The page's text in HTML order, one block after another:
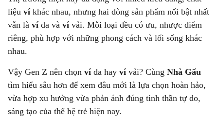
liệu ví khác nhau, nhưng hai dòng sản phẩm nổi bật nhất
vẫn là ví da và ví vải. Mỗi loại đều có ưu, nhược điểm
riêng, phù hợp với những phong cách và lối sống khác
nhau.
Vậy Gen Z nên chọn ví da hay ví vải? Cùng Nhà Gấu
tìm hiểu sâu hơn để xem đâu mới là lựa chọn hoàn hảo,
vừa hợp xu hướng vừa phản ánh đúng tinh thần tự do,
sáng tạo của thế hệ trẻ hiện nay.